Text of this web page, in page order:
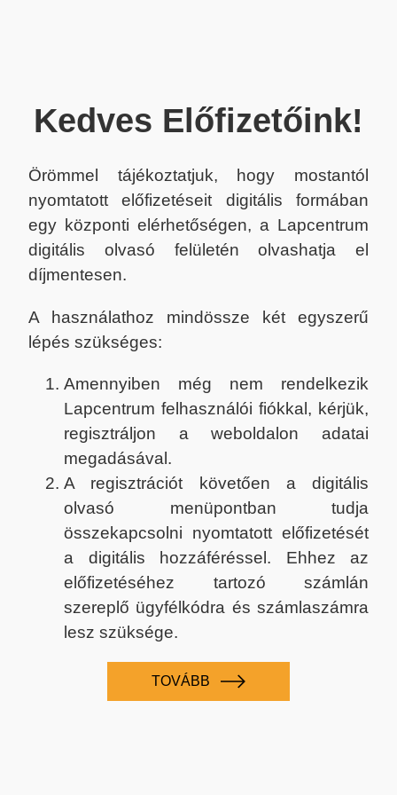
Kedves Előfizetőink!
Örömmel tájékoztatjuk, hogy mostantól
nyomtatott előfizetéseit digitális formában
egy központi elérhetőségen, a Lapcentrum
digitális olvasó felületén olvashatja el
díjmentesen.
A használathoz mindössze két egyszerű
lépés szükséges:
Amennyiben még nem rendelkezik
Lapcentrum felhasználói fiókkal, kérjük,
regisztráljon a weboldalon adatai
megadásával.
A regisztrációt követően a digitális
olvasó menüpontban tudja
összekapcsolni nyomtatott előfizetését
a digitális hozzáféréssel. Ehhez az
előfizetéséhez tartozó számlán
szereplő ügyfélkódra és számlaszámra
lesz szüksége.
TOVÁBB